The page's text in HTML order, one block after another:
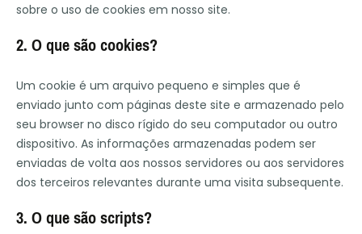
sobre o uso de cookies em nosso site.
2. O que são cookies?
Um cookie é um arquivo pequeno e simples que é
enviado junto com páginas deste site e armazenado pelo
seu browser no disco rígido do seu computador ou outro
dispositivo. As informações armazenadas podem ser
enviadas de volta aos nossos servidores ou aos servidores
dos terceiros relevantes durante uma visita subsequente.
3. O que são scripts?